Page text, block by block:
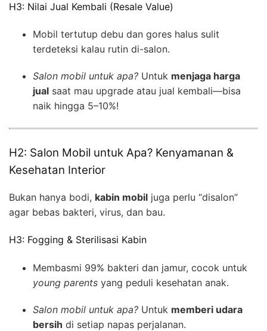
H3: Nilai Jual Kembali (Resale Value)
Mobil tertutup debu dan gores halus sulit
terdeteksi kalau rutin di-salon.
Salon mobil untuk apa? Untuk menjaga harga
jual saat mau upgrade atau jual kembali—bisa
naik hingga 5–10%!
H2: Salon Mobil untuk Apa? Kenyamanan &
Kesehatan Interior
Bukan hanya bodi, kabin mobil juga perlu “disalon”
agar bebas bakteri, virus, dan bau.
H3: Fogging & Sterilisasi Kabin
Membasmi 99% bakteri dan jamur, cocok untuk
young parents yang peduli kesehatan anak.
Salon mobil untuk apa? Untuk memberi udara
bersih di setiap napas perjalanan.